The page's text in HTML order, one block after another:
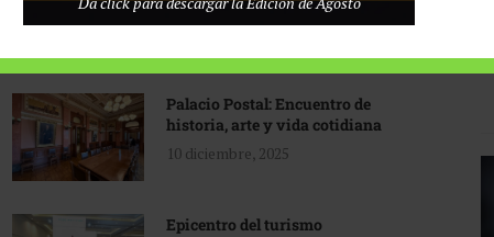
31 marzo, 2026
Palacio Postal: Encuentro de
historia, arte y vida cotidiana
10 diciembre, 2025
Epicentro del turismo